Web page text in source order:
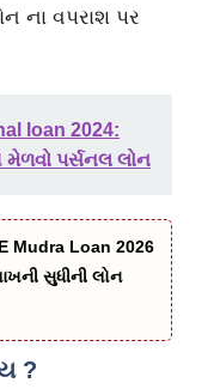
ના વપરાશ પર
loan 2024:
પર્સનલ લોન
Mudra Loan 2026
સુધીની લોન
?